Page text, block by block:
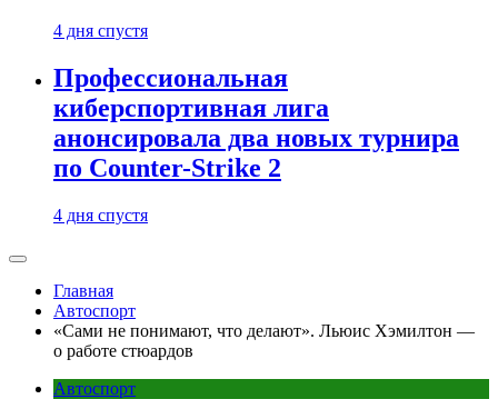
4 дня спустя
Профессиональная
киберспортивная лига
анонсировала два новых турнира
по Counter-Strike 2
4 дня спустя
Главная
Автоспорт
«Сами не понимают, что делают». Льюис Хэмилтон —
о работе стюардов
Автоспорт